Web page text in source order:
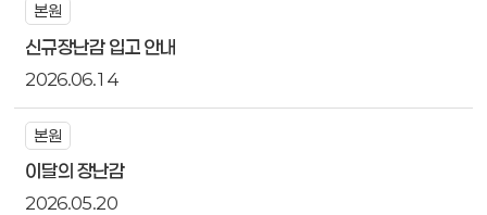
본원
신규장난감 입고 안내
2026.06.14
본원
이달의 장난감
2026.05.20